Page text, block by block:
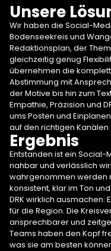
Unsere
Wir haben die Social-
Bodenseekreis und
Redaktionsplan, der
gleichzeitig genug
übernehmen die
Abstimmung mit
der Motive bis hin zum
Empathie, Präzision und
ums Posten und
auf den richtigen Kanälen
Ergebnis
Entstanden ist ein
nahbar und verlässlich
wahrgenommen werden
konsistent, klar im Ton
DRK wirklich ausmachen:
für die Region. Die
ansprechbarer und
Teams haben den Kopf
was sie am besten